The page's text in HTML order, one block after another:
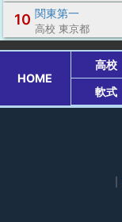
10 関東第一
高校 東京都
HOME
高校
軟式